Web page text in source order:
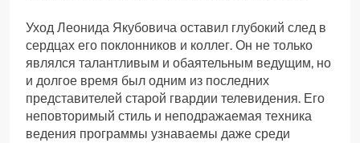
Уход Леонида Якубовича оставил глубокий след в
сердцах его поклонников и коллег. Он не только
являлся талантливым и обаятельным ведущим, но
и долгое время был одним из последних
представителей старой гвардии телевидения. Его
неповторимый стиль и неподражаемая техника
ведения программы узнаваемы даже среди